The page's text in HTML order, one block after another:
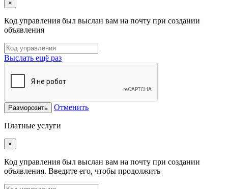
×
Код управления был выслан вам на почту при создании
объявления
Выслать ещё раз
Разморозить Отменить
Платные услуги
×
Код управления был выслан вам на почту при создании
объявления. Введите его, чтобы продолжить